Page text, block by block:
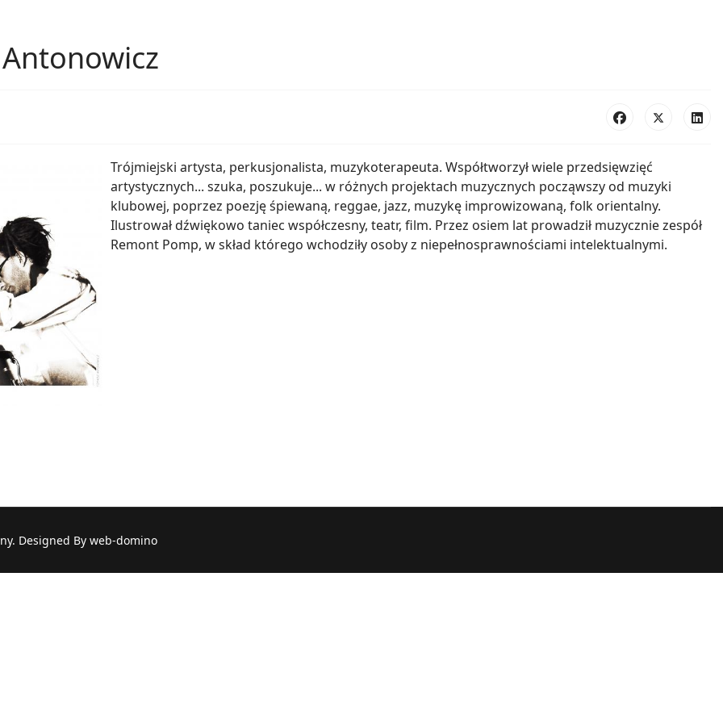
Trójmiejski artysta, perkusjonalista, muzykoterapeuta. Współtworzył wiele przedsięwzięć
artystycznych... szuka, poszukuje... w różnych projektach muzycznych począwszy od muzyki
klubowej, poprzez poezję śpiewaną, reggae, jazz, muzykę improwizowaną, folk orientalny.
Ilustrował dźwiękowo taniec współczesny, teatr, film. Przez osiem lat prowadził muzycznie zespół
Remont Pomp, w skład którego wchodziły osoby z niepełnosprawnościami intelektualnymi.
Bogacki
Designed By web-domino